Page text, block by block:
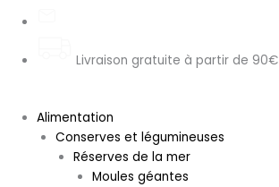
Livraison gratuite à partir de 90€
Alimentation
Conserves et légumineuses
Réserves de la mer
Moules géantes